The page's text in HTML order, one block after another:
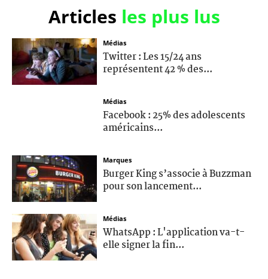
Articles les plus lus
Médias
Twitter : Les 15/24 ans
représentent 42 % des...
Médias
Facebook : 25% des adolescents
américains...
Marques
Burger King s’associe à Buzzman
pour son lancement...
Médias
WhatsApp : L'application va-t-
elle signer la fin...